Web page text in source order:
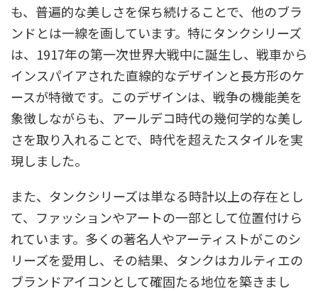
も、普遍的な美しさを保ち続けることで、他のブラ
ンドとは一線を画しています。特にタンクシリーズ
は、1917年の第一次世界大戦中に誕生し、戦車から
インスパイアされた直線的なデザインと長方形のケ
ースが特徴です。このデザインは、戦争の機能美を
象徴しながらも、アールデコ時代の幾何学的な美し
さを取り入れることで、時代を超えたスタイルを実
現しました。
また、タンクシリーズは単なる時計以上の存在とし
て、ファッションやアートの一部として位置付けら
れています。多くの著名人やアーティストがこのシ
リーズを愛用し、その結果、タンクはカルティエの
ブランドアイコンとして確固たる地位を築きまし